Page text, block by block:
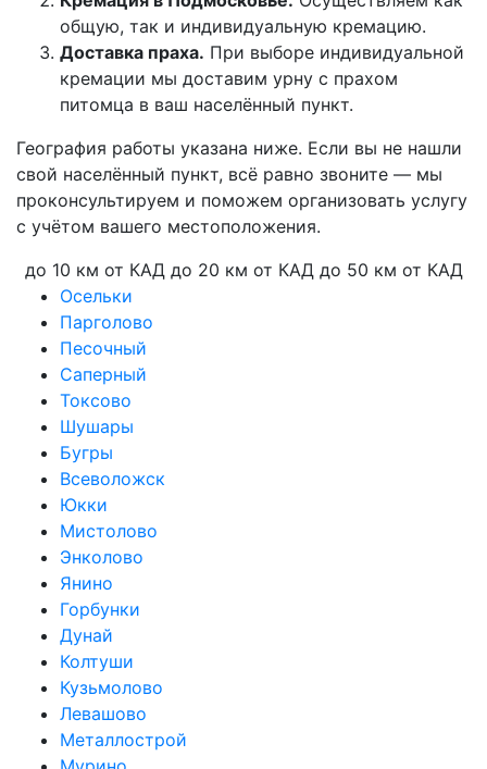
общую, так и индивидуальную кремацию.
Доставка праха. При выборе индивидуальной
кремации мы доставим урну с прахом
питомца в ваш населённый пункт.
География работы указана ниже. Если вы не нашли
свой населённый пункт, всё равно звоните — мы
проконсультируем и поможем организовать услугу
с учётом вашего местоположения.
до 10 км от КАД до 20 км от КАД до 50 км от КАД
Осельки
Парголово
Песочный
Саперный
Токсово
Шушары
Бугры
Всеволожск
Юкки
Мистолово
Энколово
Янино
Горбунки
Дунай
Колтуши
Кузьмолово
Левашово
Металлострой